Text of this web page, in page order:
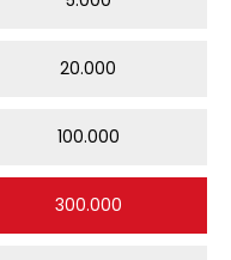
20.000
100.000
300.000